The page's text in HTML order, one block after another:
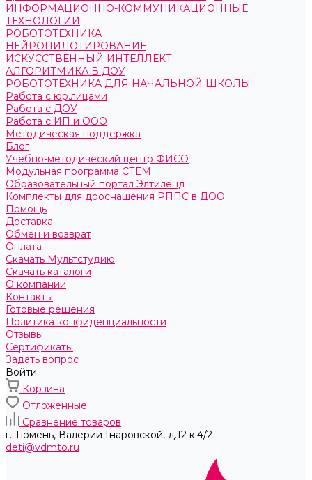
ИНФОРМАЦИОННО-КОММУНИКАЦИОННЫЕ
ТЕХНОЛОГИИ
РОБОТОТЕХНИКА
НЕЙРОПИЛОТИРОВАНИЕ
ИСКУССТВЕННЫЙ ИНТЕЛЛЕКТ
АЛГОРИТМИКА В ДОУ
РОБОТОТЕХНИКА ДЛЯ НАЧАЛЬНОЙ ШКОЛЫ
Работа с юр.лицами
Работа с ДОУ
Работа с ИП и ООО
Методическая поддержка
Блог
Учебно-методический центр ФИСО
Модульная программа СТЕМ
Образовательный портал Элтиленд
Комплекты для дооснащения РППС в ДОО
Помощь
Доставка
Обмен и возврат
Оплата
Скачать Мультстудию
Скачать каталоги
О компании
Контакты
Готовые решения
Политика конфиденциальности
Отзывы
Сертификаты
Задать вопрос
Войти
Корзина
Отложенные
Сравнение товаров
г. Тюмень, ​Валерии Гнаровской, д.12 к.4/2
deti@vdmto.ru